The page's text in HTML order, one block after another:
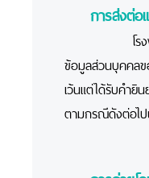
การส่งต่อ
โรงพยาบา
ข้อมูลส่วนบุคคล
เว้นแต่ได้รับคำยิ
ตามกรณีดังต่อไ